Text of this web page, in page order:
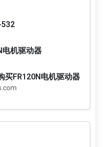
电机驱动器
买FR120N电机驱动器